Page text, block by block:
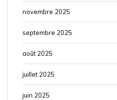
novembre 2025
septembre 2025
août 2025
juillet 2025
juin 2025